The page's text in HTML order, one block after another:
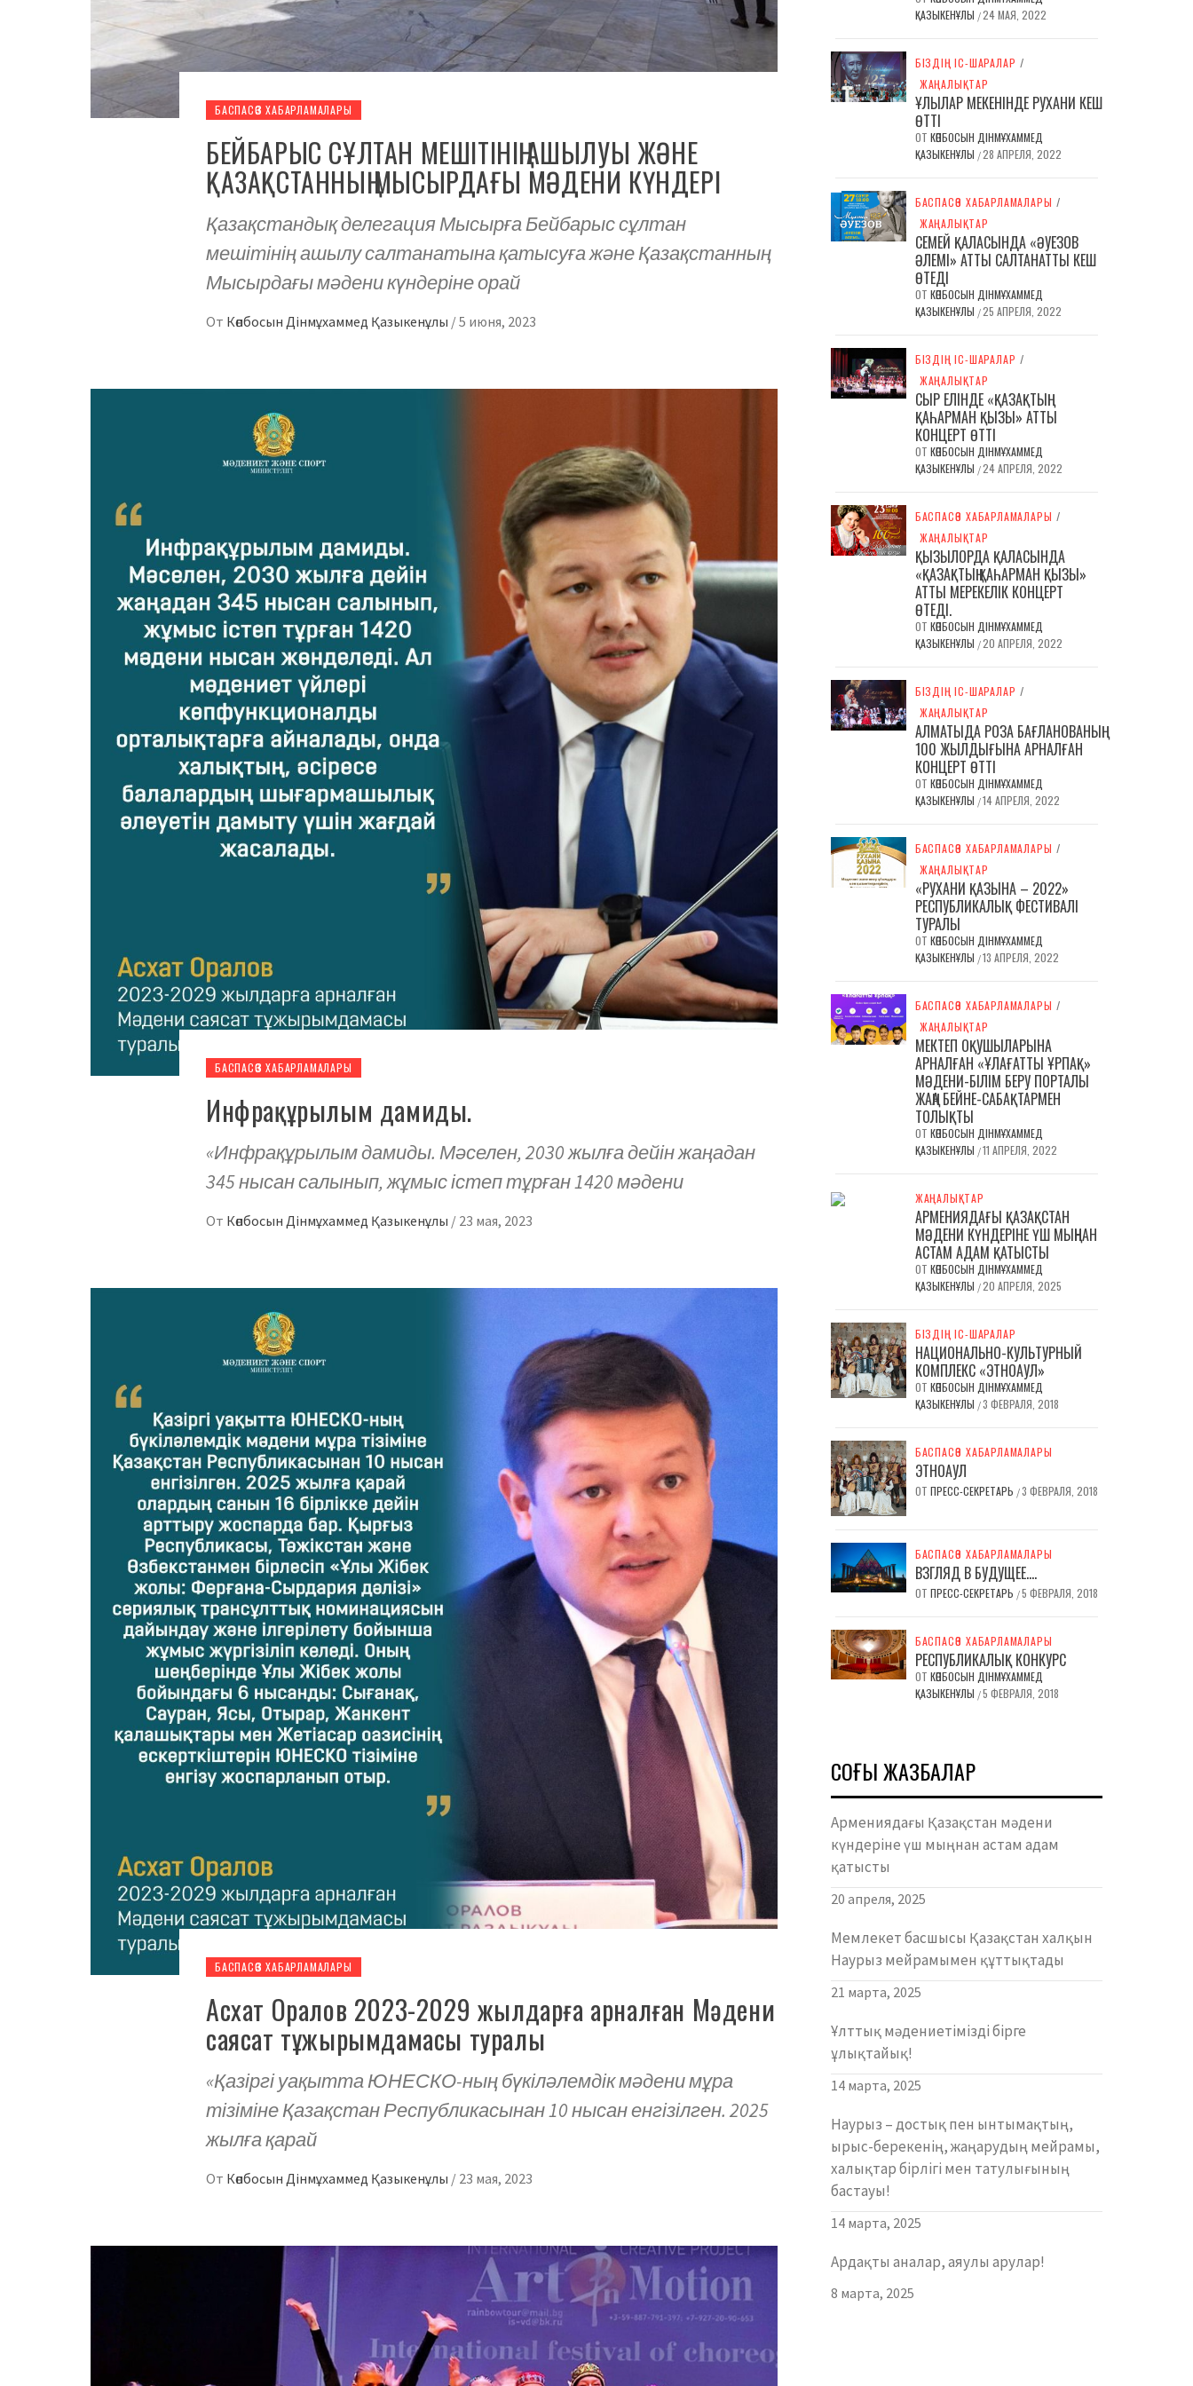
БАСПАСӨЗ ХАБАРЛАМАЛАРЫ
БЕЙБАРЫС СҰЛТАН МЕШІТІНІҢ АШЫЛУЫ ЖӘНЕ
ҚАЗАҚСТАННЫҢ МЫСЫРДАҒЫ МӘДЕНИ КҮНДЕРІ
Қазақстандық делегация Мысырға Бейбарыс сұлтан
мешітінің ашылу салтанатына қатысуға және Қазақстанның
Мысырдағы мәдени күндеріне орай
От Көпбосын Дінмұхаммед Қазыкенұлы /5 июня, 2023
БАСПАСӨЗ ХАБАРЛАМАЛАРЫ
Инфрақұрылым дамиды.
«Инфрақұрылым дамиды. Мәселен, 2030 жылға дейін жаңадан
345 нысан салынып, жұмыс істеп тұрған 1420 мәдени
От Көпбосын Дінмұхаммед Қазыкенұлы / 23 мая, 2023
БАСПАСӨЗ ХАБАРЛАМАЛАРЫ
Асхат Оралов 2023-2029 жылдарға арналған Мәдени
саясат тұжырымдамасы туралы
«Қазіргі уақытта ЮНЕСКО-ның бүкіләлемдік мәдени мұра
тізіміне Қазақстан Республикасынан 10 нысан енгізілген. 2025
жылға қарай
От Көпбосын Дінмұхаммед Қазыкенұлы / 23 мая, 2023
ҚАЗЫКЕНҰЛЫ /24 МАЯ, 2022
БІЗДІҢ ІС-ШАРАЛАР /
ЖАҢАЛЫҚТАР
ҰЛЫЛАР МЕКЕНІНДЕ РУХАНИ КЕШ
ӨТТІ
ОТ КӨПБОСЫН ДІНМҰХАММЕД
ҚАЗЫКЕНҰЛЫ /28 АПРЕЛЯ, 2022
БАСПАСӨЗ ХАБАРЛАМАЛАРЫ /
ЖАҢАЛЫҚТАР
СЕМЕЙ ҚАЛАСЫНДА «ӘУЕЗОВ
ӘЛЕМІ» АТТЫ САЛТАНАТТЫ КЕШ
ӨТЕДІ
ОТ КӨПБОСЫН ДІНМҰХАММЕД
ҚАЗЫКЕНҰЛЫ /25 АПРЕЛЯ, 2022
БІЗДІҢ ІС-ШАРАЛАР /
ЖАҢАЛЫҚТАР
СЫР ЕЛІНДЕ «ҚАЗАҚТЫҢ
ҚАҺАРМАН ҚЫЗЫ» АТТЫ
КОНЦЕРТ ӨТТІ
ОТ КӨПБОСЫН ДІНМҰХАММЕД
ҚАЗЫКЕНҰЛЫ /24 АПРЕЛЯ, 2022
БАСПАСӨЗ ХАБАРЛАМАЛАРЫ /
ЖАҢАЛЫҚТАР
ҚЫЗЫЛОРДА ҚАЛАСЫНДА
«ҚАЗАҚТЫҢ ҚАҺАРМАН ҚЫЗЫ»
АТТЫ МЕРЕКЕЛІК КОНЦЕРТ
ӨТЕДІ.
ОТ КӨПБОСЫН ДІНМҰХАММЕД
ҚАЗЫКЕНҰЛЫ /20 АПРЕЛЯ, 2022
БІЗДІҢ ІС-ШАРАЛАР /
ЖАҢАЛЫҚТАР
АЛМАТЫДА РОЗА БАҒЛАНОВАНЫҢ
100 ЖЫЛДЫҒЫНА АРНАЛҒАН
КОНЦЕРТ ӨТТІ
ОТ КӨПБОСЫН ДІНМҰХАММЕД
ҚАЗЫКЕНҰЛЫ /14 АПРЕЛЯ, 2022
БАСПАСӨЗ ХАБАРЛАМАЛАРЫ /
ЖАҢАЛЫҚТАР
«РУХАНИ ҚАЗЫНА – 2022»
РЕСПУБЛИКАЛЫҚ ФЕСТИВАЛІ
ТУРАЛЫ
ОТ КӨПБОСЫН ДІНМҰХАММЕД
ҚАЗЫКЕНҰЛЫ /13 АПРЕЛЯ, 2022
БАСПАСӨЗ ХАБАРЛАМАЛАРЫ /
ЖАҢАЛЫҚТАР
МЕКТЕП ОҚУШЫЛАРЫНА
АРНАЛҒАН «ҰЛАҒАТТЫ ҰРПАҚ»
МӘДЕНИ-БІЛІМ БЕРУ ПОРТАЛЫ
ЖАҢА БЕЙНЕ-САБАҚТАРМЕН
ТОЛЫҚТЫ
ОТ КӨПБОСЫН ДІНМҰХАММЕД
ҚАЗЫКЕНҰЛЫ /11 АПРЕЛЯ, 2022
ЖАҢАЛЫҚТАР
АРМЕНИЯДАҒЫ ҚАЗАҚСТАН
МӘДЕНИ КҮНДЕРІНЕ ҮШ МЫҢНАН
АСТАМ АДАМ ҚАТЫСТЫ
ОТ КӨПБОСЫН ДІНМҰХАММЕД
ҚАЗЫКЕНҰЛЫ /20 АПРЕЛЯ, 2025
БІЗДІҢ ІС-ШАРАЛАР
НАЦИОНАЛЬНО-КУЛЬТУРНЫЙ
КОМПЛЕКС «ЭТНОАУЛ»
ОТ КӨПБОСЫН ДІНМҰХАММЕД
ҚАЗЫКЕНҰЛЫ /3 ФЕВРАЛЯ, 2018
БАСПАСӨЗ ХАБАРЛАМАЛАРЫ
ЭТНОАУЛ
ОТ ПРЕСС-СЕКРЕТАРЬ /3 ФЕВРАЛЯ, 2018
БАСПАСӨЗ ХАБАРЛАМАЛАРЫ
ВЗГЛЯД В БУДУЩЕЕ….
ОТ ПРЕСС-СЕКРЕТАРЬ /5 ФЕВРАЛЯ, 2018
БАСПАСӨЗ ХАБАРЛАМАЛАРЫ
РЕСПУБЛИКАЛЫҚ КОНКУРС
ОТ КӨПБОСЫН ДІНМҰХАММЕД
ҚАЗЫКЕНҰЛЫ /5 ФЕВРАЛЯ, 2018
СОҢҒЫ ЖАЗБАЛАР
Армениядағы Қазақстан мәдени
күндеріне үш мыңнан астам адам
қатысты
20 апреля, 2025
Мемлекет басшысы Қазақстан халқын
Наурыз мейрамымен құттықтады
21 марта, 2025
Ұлттық мәдениетімізді бірге
ұлықтайық!
14 марта, 2025
Наурыз – достық пен ынтымақтың,
ырыс-берекенің, жаңарудың мейрамы,
халықтар бірлігі мен татулығының
бастауы!
14 марта, 2025
Ардақты аналар, аяулы арулар!
8 марта, 2025